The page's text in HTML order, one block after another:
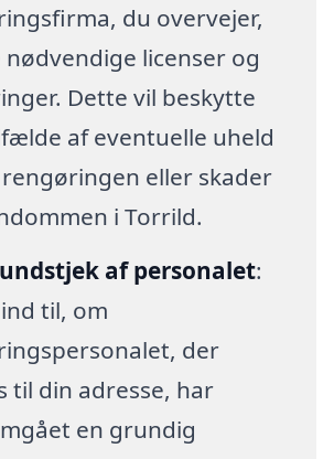
du overvejer,
nødvendige licenser og
Dette vil beskytte
af eventuelle uheld
eller skader
i Torrild.
af personalet:
til, om
der
til din adresse, har
en grundig